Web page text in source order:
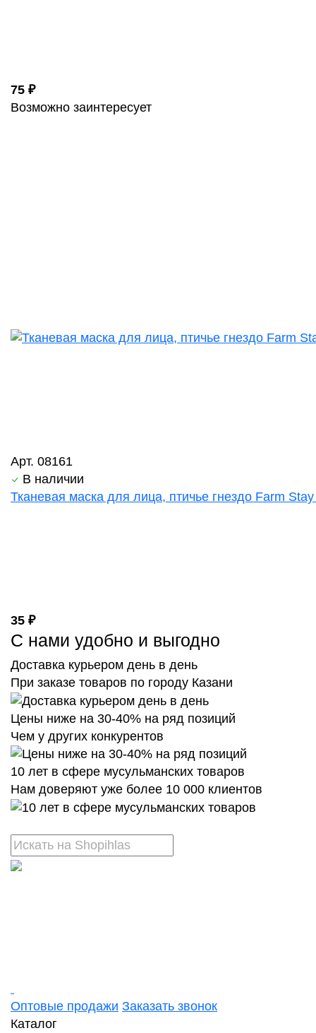
75 ₽
Возможно заинтересует
Арт. 08161
В наличии
Тканевая маска для лица, птичье гнездо Farm
35 ₽
С нами удобно и выгодно
Доставка курьером день в день
При заказе товаров по городу Казани
Цены ниже на 30-40% на ряд позиций
Чем у других конкурентов
10 лет в сфере мусульманских товаров
Нам доверяют уже более 10 000 клиентов
Оптовые продажи Заказать звонок
Каталог